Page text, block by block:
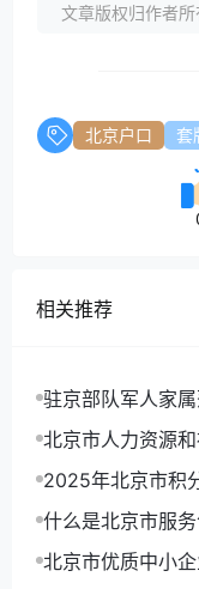
文章版权归作者所
北京户口 套
相关推荐
驻京部队军人家
详解
北京市人力资源
积分落户申报工
2025年北京市积
可以拿到北京户口
什么是北京市服
优势
北京市优质中小